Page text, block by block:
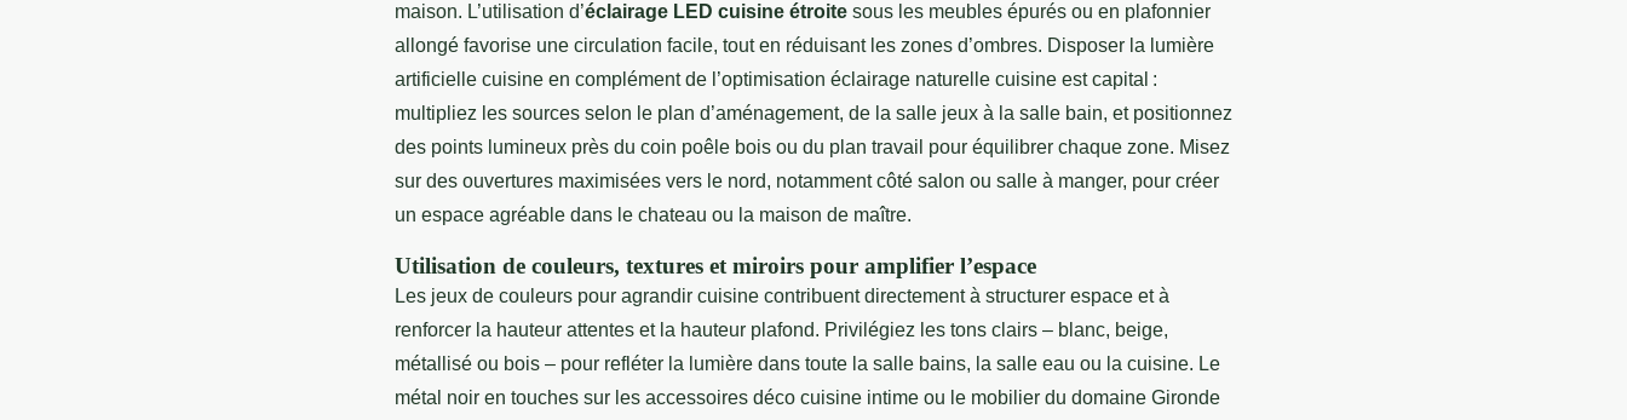
maison. L’utilisation d’éclairage LED cuisine étroite sous les meubles épurés ou en plafonnier
allongé favorise une circulation facile, tout en réduisant les zones d’ombres. Disposer la lumière
artificielle cuisine en complément de l’optimisation éclairage naturelle cuisine est capital :
multipliez les sources selon le plan d’aménagement, de la salle jeux à la salle bain, et positionnez
des points lumineux près du coin poêle bois ou du plan travail pour équilibrer chaque zone. Misez
sur des ouvertures maximisées vers le nord, notamment côté salon ou salle à manger, pour créer
un espace agréable dans le chateau ou la maison de maître.
Utilisation de couleurs, textures et miroirs pour amplifier l’espace
Les jeux de couleurs pour agrandir cuisine contribuent directement à structurer espace et à
renforcer la hauteur attentes et la hauteur plafond. Privilégiez les tons clairs – blanc, beige,
métallisé ou bois – pour refléter la lumière dans toute la salle bains, la salle eau ou la cuisine. Le
métal noir en touches sur les accessoires déco cuisine intime ou le mobilier du domaine Gironde